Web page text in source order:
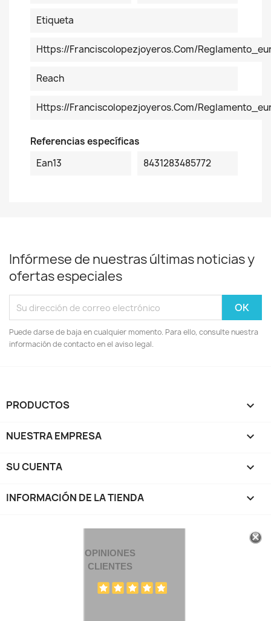
Etiqueta
Https://franciscolopezjoyeros.com/
Reach
Https://franciscolopezjoyeros.com/
Referencias específicas
Ean13
8431283485772
Infórmese de nuestras últimas noticias y
ofertas especiales
Puede darse de baja en cualquier momento. Para ello, consulte nuestra
información de contacto en el aviso legal.
PRODUCTOS 
NUESTRA EMPRESA 
SU CUENTA 
INFORMACIÓN DE LA TIENDA keyboard_arrow_down
OPINIONES
CLIENTES